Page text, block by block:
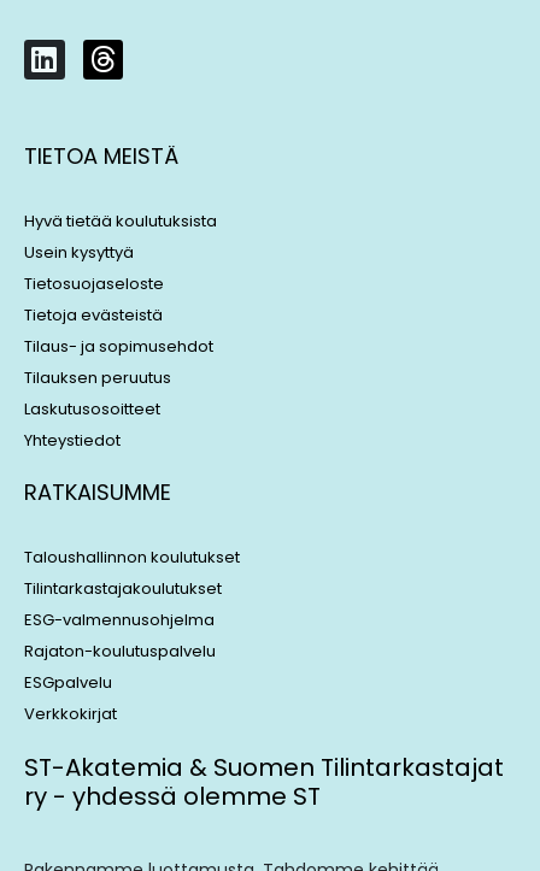
L
i
k
e
i
n
T
h
e
a
s
TIETOA MEISTÄ
Hyvä tietää koulutuksista
Usein kysyttyä
Tietosuojaseloste
Tietoja evästeistä
Tilaus- ja sopimusehdot
Tilauksen peruutus
Laskutusosoitteet
Yhteystiedot
RATKAISUMME
Taloushallinnon koulutukset
Tilintarkastajakoulutukset
ESG-valmennusohjelma
Rajaton-koulutuspalvelu
ESGpalvelu
Verkkokirjat
ST-Akatemia & Suomen Tilintarkastajat
ry - yhdessä olemme ST